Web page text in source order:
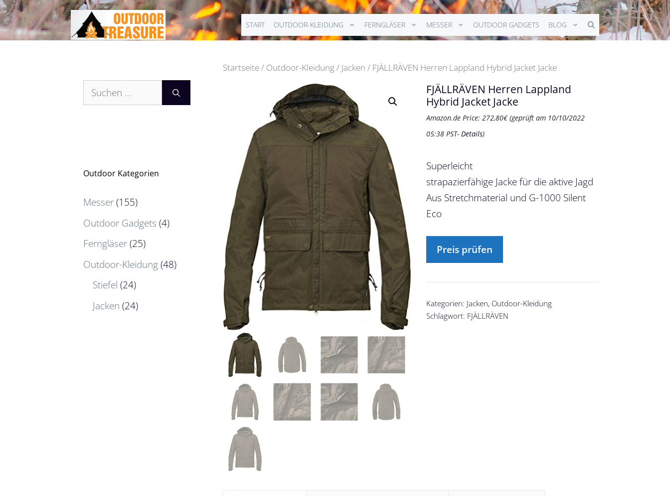
Zum
Inhalt
springen
START OUTDOOR-KLEIDUNG FERNGLÄSER MESSER OUTDOOR GADGETS BLOG
Startseite/ Outdoor-Kleidung/ Jacken / FJÄLLRÄVEN Herren Lappland Hybrid Jacket Jacke
FJÄLLRÄVEN Herren Lappland
Hybrid Jacket Jacke
Amazon.de Price: 272,80€(geprüft am 10/10/2022
05:38 PST- Details)
Superleicht
strapazierfähige Jacke für die aktive Jagd
Aus Stretchmaterial und G-1000 Silent
Eco
Preis prüfen
Kategorien: Jacken, Outdoor-Kleidung
Schlagwort: FJÄLLRÄVEN
Suchen
nach:
Outdoor Kategorien
Messer(155)
Outdoor Gadgets (4)
Ferngläser(25)
Outdoor-Kleidung(48)
Stiefel (24)
Jacken (24)